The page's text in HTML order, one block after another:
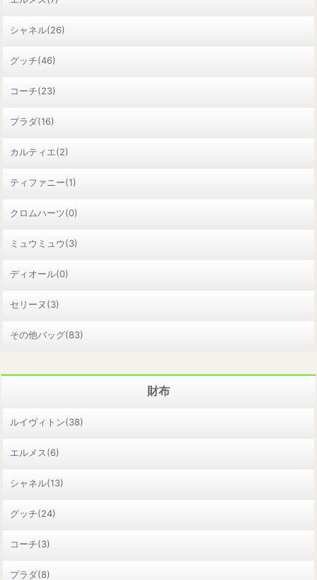
シャネル(26)
グッチ(46)
コーチ(23)
プラダ(16)
カルティエ(2)
ティファニー(1)
クロムハーツ(0)
ミュウミュウ(3)
ディオール(0)
セリーヌ(3)
その他バッグ(83)
財布
ルイヴィトン(38)
エルメス(6)
シャネル(13)
グッチ(24)
コーチ(3)
プラダ(8)